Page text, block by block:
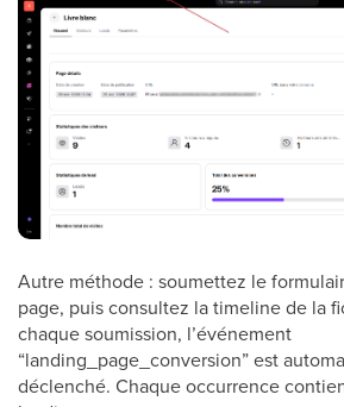
Autre méthode : soumettez le
page, puis consultez la timeline de la
chaque soumission, l’événement
“landing_page_conversion” est
déclenché. Chaque occurrence